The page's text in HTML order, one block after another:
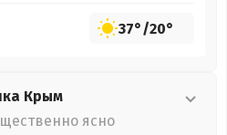
37°/20°
Крым
ясно